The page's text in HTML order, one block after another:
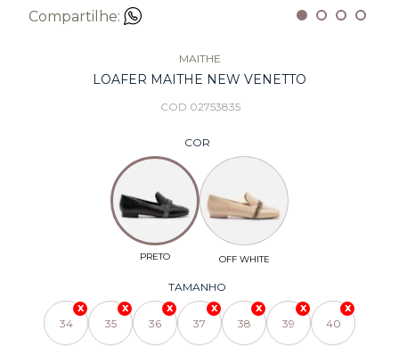
Compartilhe:
MAITHE
LOAFER MAITHE NEW VENETTO
COD 02753835
COR
TAMANHO
34 35 36 37 38 39 40